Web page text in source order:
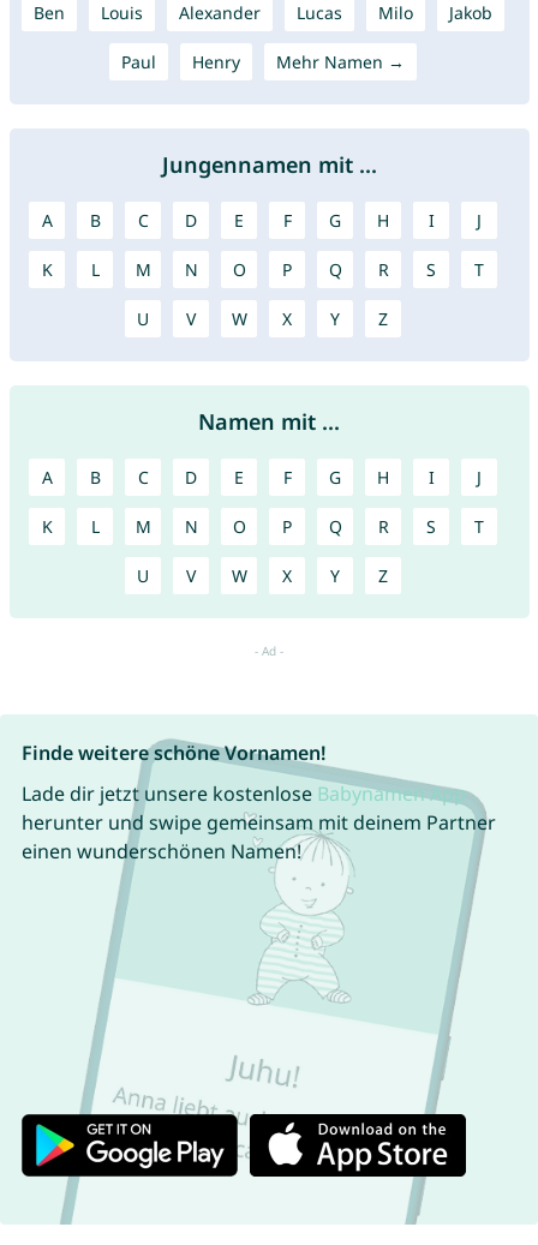
Ben Louis Alexander Lucas Milo Jakob
Paul Henry Mehr Namen →
Jungennamen mit ...
A B C D E F G H I J
K L M N O P Q R S T
U V W X Y Z
Namen mit ...
A B C D E F G H I J
K L M N O P Q R S T
U V W X Y Z
Finde weitere schöne Vornamen!
Lade dir jetzt unsere kostenlose Babynamen App
herunter und swipe gemeinsam mit deinem Partner
einen wunderschönen Namen!